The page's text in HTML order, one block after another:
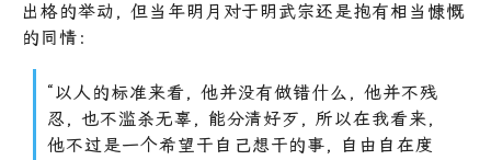
出格的举动, 但当年明月对于明武宗还是抱有相当慷慨
的同情：
“以人的标准来看, 他并没有做错什么, 他并不残
忍, 也不滥杀无辜, 能分清好歹, 所以在我看来,
他不过是一个希望干自己想干的事, 自由自在度